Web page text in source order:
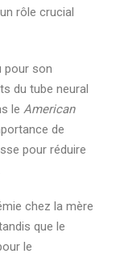
rôle crucial
pour son
du tube neural
le American
de
pour réduire
chez la mère
que le
le